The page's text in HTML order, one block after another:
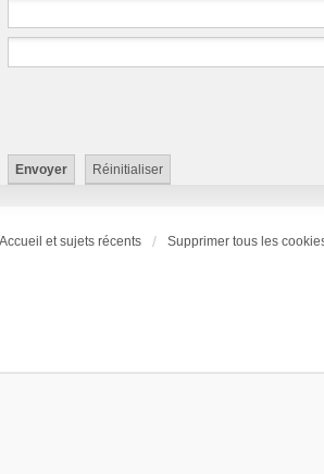
Accueil et sujets récents Supprimer tous les